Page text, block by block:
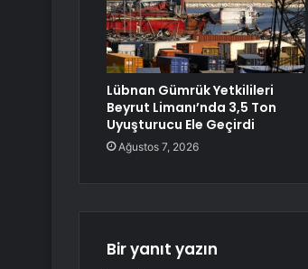
Lübnan Gümrük Yetkilileri
Beyrut Limanı’nda 3,5 Ton
Uyuşturucu Ele Geçirdi
Ağustos 7, 2026
Bir yanıt yazın